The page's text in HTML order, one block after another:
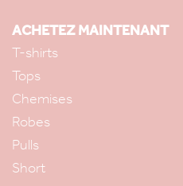
ACHETEZ MAINTENANT
T-shirts
Tops
Chemises
Robes
Pulls
Short